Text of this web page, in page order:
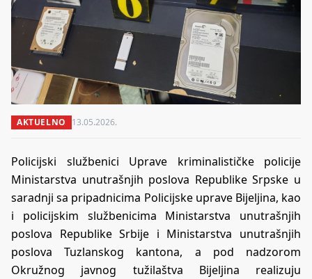
AKTUELNO 13.05.2026.
Policijski službenici Uprave kriminalističke policije
Ministarstva unutrašnjih poslova Republike Srpske u
saradnji sa pripadnicima Policijske uprave Bijeljina, kao
i policijskim službenicima Ministarstva unutrašnjih
poslova Republike Srbije i Ministarstva unutrašnjih
poslova Tuzlanskog kantona, a pod nadzorom
Okružnog javnog tužilaštva Bijeljina realizuju